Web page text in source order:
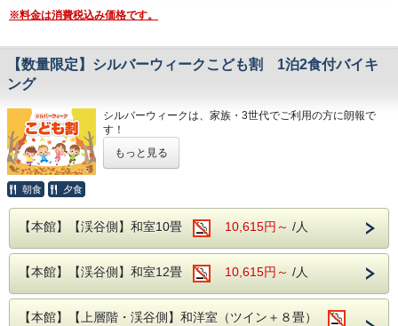
※料金は消費税込み価格です。
【数量限定】シルバーウィークこども割 1泊2食付バイキ
ング
シルバーウィークは、家族・3世代でご利用の方に朗報で
す！
期間限定で小学生・幼児が半額
意となっております♪
東照宮までの道のりにはおいしい食べ歩きスポットも！
家族と食べ歩きをして向かうもよし！おしゃべりしながら向
かうもよし！
鬼怒川は、日光江戸村！
小さいお子様から大人までお楽しみいただけるテーマパー
ク！
もっと見る
朝食 夕食
【本館】【渓谷側】和室10畳 10,615円～ /人
【本館】【渓谷側】和室12畳 10,615円～ /人
【本館】【上層階・渓谷側】和洋室（ツイン＋８畳）